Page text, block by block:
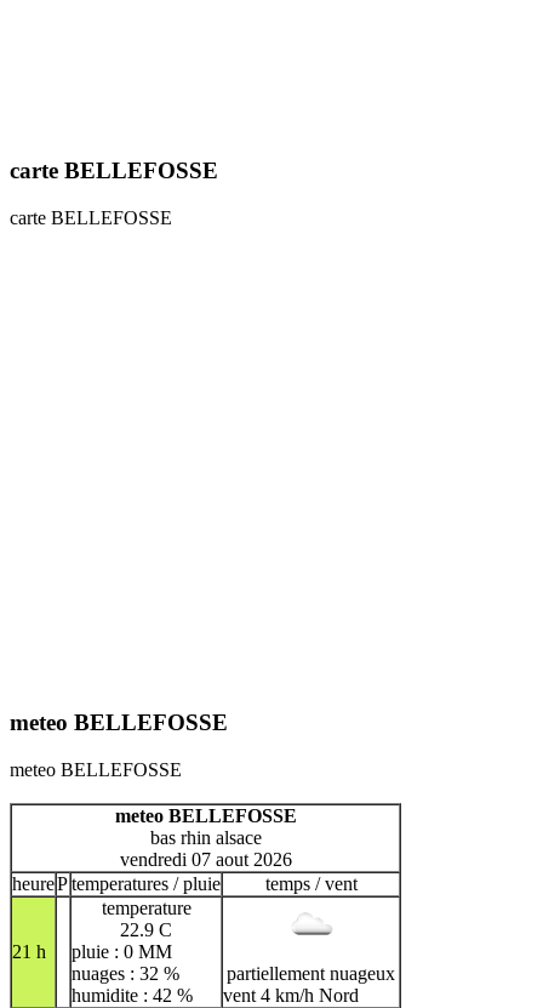
carte BELLEFOSSE
carte BELLEFOSSE
meteo BELLEFOSSE
meteo BELLEFOSSE
meteo BELLEFOSSE
bas rhin alsace
vendredi 07 aout 2026
heurePtemperatures / pluie temps / vent
21 h
temperature
22.9 C
pluie : 0 MM
nuages : 32 %
humidite : 42 %
partiellement nuageux
vent 4 km/h Nord